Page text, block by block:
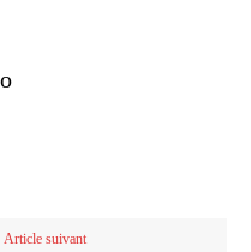
Article suivant